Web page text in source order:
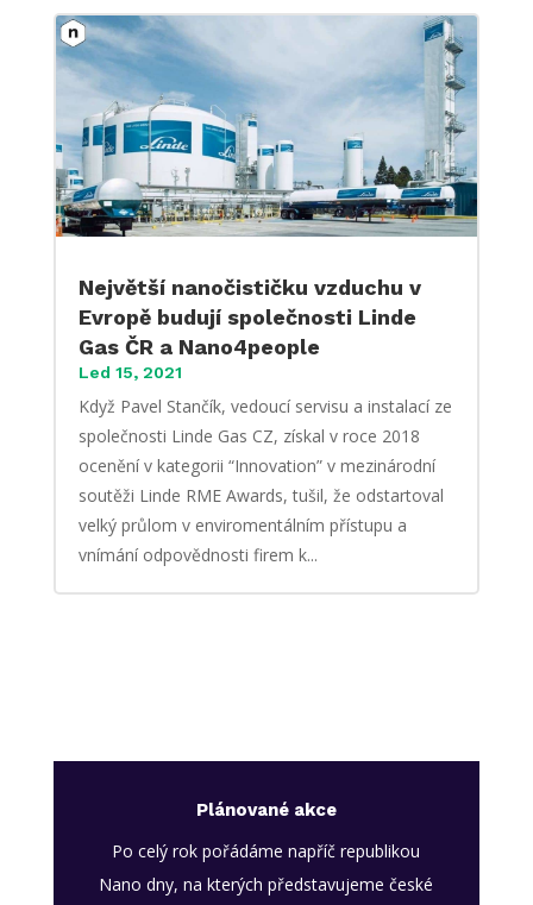
Největší nanočističku vzduchu v
Evropě budují společnosti Linde
Gas ČR a Nano4people
Led 15, 2021
Když Pavel Stančík, vedoucí servisu a instalací ze
společnosti Linde Gas CZ, získal v roce 2018
ocenění v kategorii “Innovation” v mezinárodní
soutěži Linde RME Awards, tušil, že odstartoval
velký průlom v enviromentálním přístupu a
vnímání odpovědnosti firem k...
Plánované akce
Po celý rok pořádáme napříč republikou
Nano dny, na kterých představujeme české